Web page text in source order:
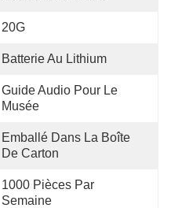
20G
Batterie Au Lithium
Guide Audio Pour Le
Musée
Emballé Dans La Boîte
De Carton
1000 Pièces Par
Semaine